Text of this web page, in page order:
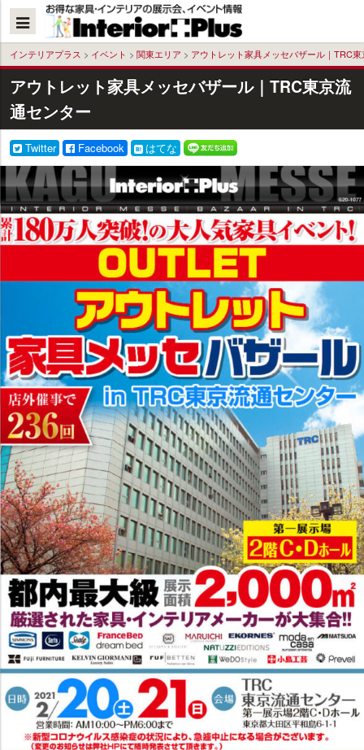
へ
インテリアプラス > イベント > 関東エリア > アウトレット家具メッセバザール｜TRC
アウトレット家具メッセバザール｜TRC東京流
通センター
Twitter Facebook はてな